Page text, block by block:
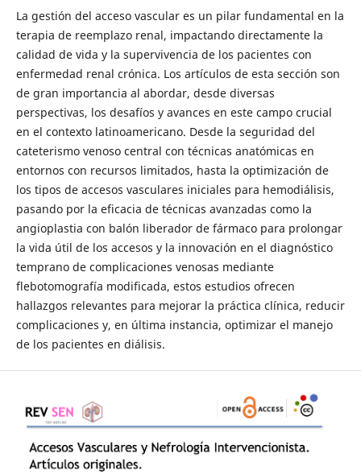
La gestión del acceso vascular es un pilar fundamental en la
terapia de reemplazo renal, impactando directamente la
calidad de vida y la supervivencia de los pacientes con
enfermedad renal crónica. Los artículos de esta sección son
de gran importancia al abordar, desde diversas
perspectivas, los desafíos y avances en este campo crucial
en el contexto latinoamericano. Desde la seguridad del
cateterismo venoso central con técnicas anatómicas en
entornos con recursos limitados, hasta la optimización de
los tipos de accesos vasculares iniciales para hemodiálisis,
pasando por la eficacia de técnicas avanzadas como la
angioplastia con balón liberador de fármaco para prolongar
la vida útil de los accesos y la innovación en el diagnóstico
temprano de complicaciones venosas mediante
flebotomografía modificada, estos estudios ofrecen
hallazgos relevantes para mejorar la práctica clínica, reducir
complicaciones y, en última instancia, optimizar el manejo
de los pacientes en diálisis.